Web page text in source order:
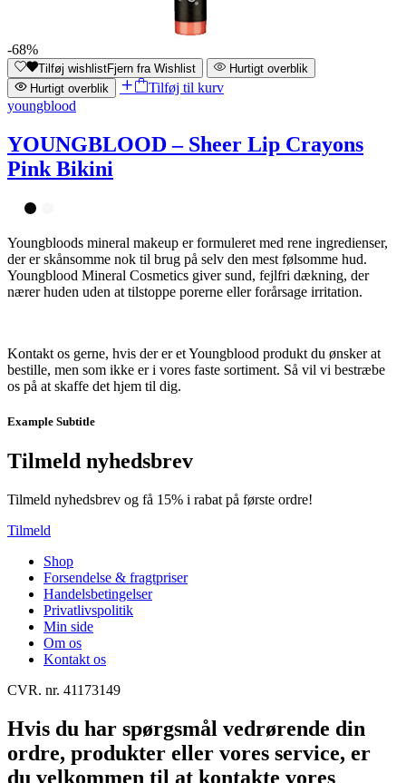
-68%
Tilføj wishlistFjern fra Wishlist
Hurtigt overblik
Hurtigt overblik
Tilføj til kurv
youngblood
YOUNGBLOOD – Sheer Lip Crayons
Pink Bikini
Youngbloods mineral makeup er formuleret med rene ingredienser,
der er skånsomme nok til brug på selv den mest følsomme hud.
Youngblood Mineral Cosmetics giver sund, fejlfri dækning, der
nærer huden uden at tilstoppe porerne eller forårsage irritation.
Kontakt os gerne, hvis der er et Youngblood produkt du ønsker at
bestille, men som ikke er i vores faste sortiment. Så vil vi bestræbe
os på at skaffe det hjem til dig.
Example Subtitle
Tilmeld nyhedsbrev
Tilmeld nyhedsbrev og få 15% i rabat på første ordre!
Tilmeld
Shop
Forsendelse & fragtpriser
Handelsbetingelser
Privatlivspolitik
Min side
Om os
Kontakt os
CVR. nr. 41173149
Hvis du har spørgsmål vedrørende din
ordre, produkter eller vores service, er
du velkommen til at kontakte vores